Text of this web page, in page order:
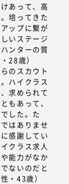
あって、高
培ってきた
ップに繋が
いステージ
ンターの質
28歳）
のスカウト
ハイクラス
求められて
もあって、
した。た
はありませ
感謝してい
クラス求人
能力がなか
ないのだと
・43歳）